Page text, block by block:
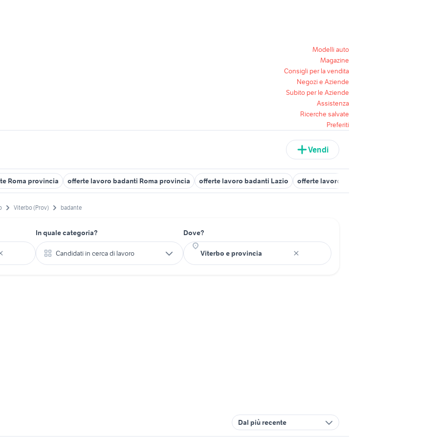
Modelli auto
Magazine
Consigli per la vendita
Negozi e Aziende
Subito per le Aziende
Assistenza
Ricerche salvate
Preferiti
Vendi
Roma provincia offerte lavoro badanti Roma provincia offerte lavoro badanti Lazio offerte lavoro badante fisso Roma provincia
Viterbo (Prov) badante
In quale categoria?
Candidati in cerca di lavoro
Dove?
Dal più recente